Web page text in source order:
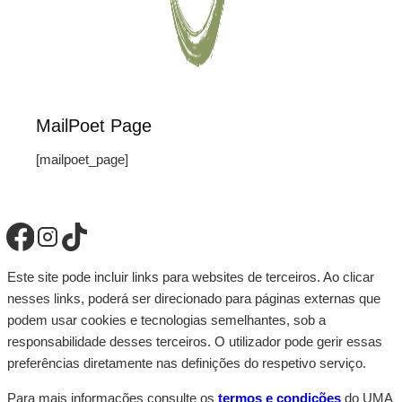
MailPoet Page
[mailpoet_page]
Este site pode incluir links para websites de terceiros. Ao clicar
nesses links, poderá ser direcionado para páginas externas que
podem usar cookies e tecnologias semelhantes, sob a
responsabilidade desses terceiros. O utilizador pode gerir essas
preferências diretamente nas definições do respetivo serviço.
Para mais informações consulte os termos e condições do UMA